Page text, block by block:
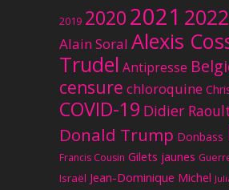
2019 20202021 2022
Alain Soral Alexis
Trudel Antipresse
censure chloroquine
COVID-19 Didier
Donald Trump Donbass
Francis Cousin Gilets jaunes
Israël Jean-Dominique Michel